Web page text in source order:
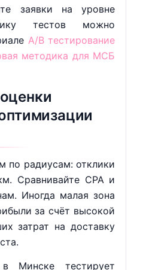
заявки на уровне
тестов можно
A/B тестирование
методика для МСБ
по радиусам: отклики
Сравнивайте CPA и
Иногда малая зона
за счёт высокой
затрат на доставку
Минске тестирует